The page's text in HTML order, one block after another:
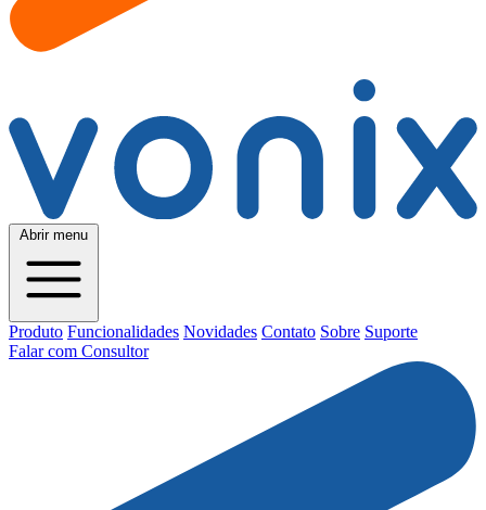
Abrir menu
Produto Funcionalidades Novidades Contato Sobre Suporte
Falar com Consultor